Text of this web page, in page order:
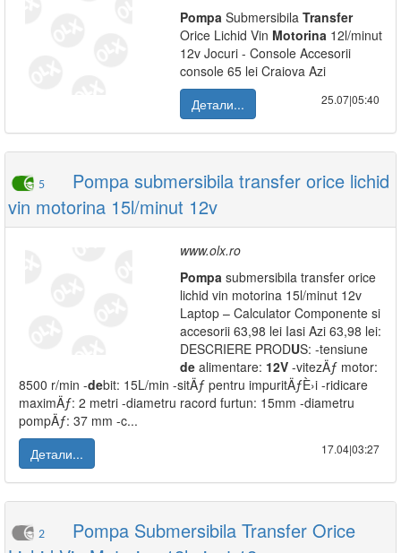
Pompa Submersibila Transfer
Orice Lichid Vin Motorina 12l/minut
12v Jocuri - Console Accesorii
console 65 lei Craiova Azi
Детали...
25.07|05:40
5
Pompa submersibila transfer orice lichid
vin motorina 15l/minut 12v
www.olx.ro
Pompa submersibila transfer orice
lichid vin motorina 15l/minut 12v
Laptop – Calculator Componente si
accesorii 63,98 lei Iasi Azi 63,98 lei:
DESCRIERE PRODUS: -tensiune
de alimentare: 12V -vitezÄƒ motor:
8500 r/min -debit: 15L/min -sitÄƒ pentru impuritÄƒÈ›i -ridicare
maximÄƒ: 2 metri -diametru racord furtun: 15mm -diametru
pompÄƒ: 37 mm -c...
Детали...
17.04|03:27
2
Pompa Submersibila Transfer Orice